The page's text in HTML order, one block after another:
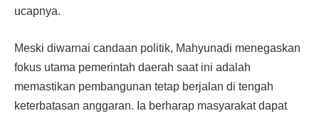
ucapnya.
Meski diwarnai candaan politik, Mahyunadi menegaskan
fokus utama pemerintah daerah saat ini adalah
memastikan pembangunan tetap berjalan di tengah
keterbatasan anggaran. Ia berharap masyarakat dapat